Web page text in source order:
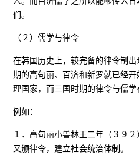
们。
（２）儒学与律令
在韩国历史上，较完备的律令制
期的高句丽、百济和新罗就已经
理国家，而三国时期的律令与儒学
例如：
１．高句丽小兽林王二年（３９
又颁律令，建立社会统治体制。